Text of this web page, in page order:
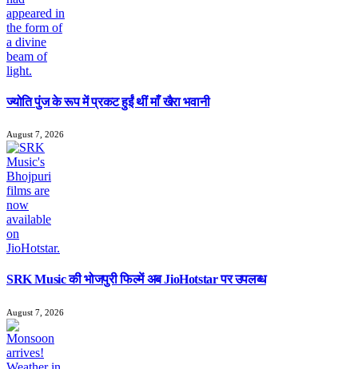
ज्योति पुंज के रूप में प्रकट हुईं थीं माँ खैरा भवानी
August 7, 2026
SRK Music की भोजपुरी फिल्में अब JioHotstar पर उपलब्ध
August 7, 2026